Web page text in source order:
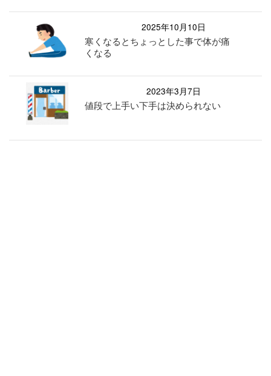
2025年10月10日
寒くなるとちょっとした事で体が痛
くなる
2023年3月7日
値段で上手い下手は決められない